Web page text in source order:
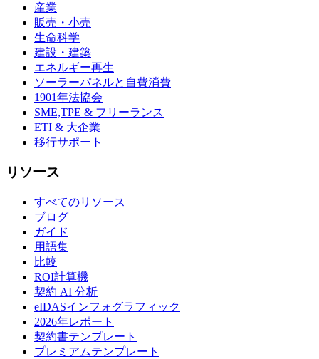
産業
販売・小売
生命科学
建設・建築
エネルギー再生
ソーラーパネルと自費消費
1901年法協会
SME,TPE & フリーランス
ETI & 大企業
移行サポート
リソース
すべてのリソース
ブログ
ガイド
用語集
比較
ROI計算機
契約 AI 分析
eIDASインフォグラフィック
2026年レポート
契約書テンプレート
プレミアムテンプレート